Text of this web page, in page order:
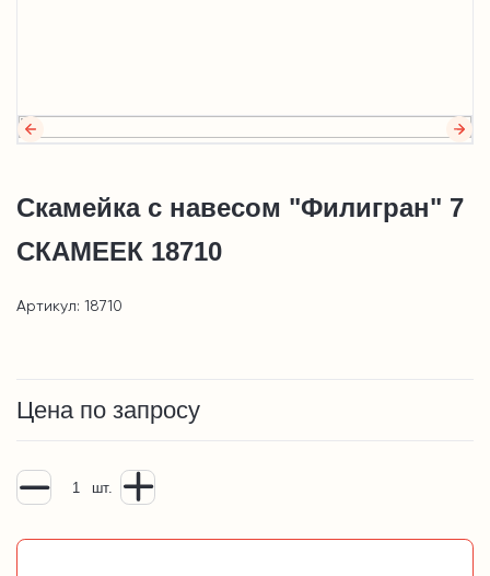
Скамейка с навесом "Филигран" 7
СКАМЕЕК 18710
Артикул: 18710
Цена по запросу
шт.